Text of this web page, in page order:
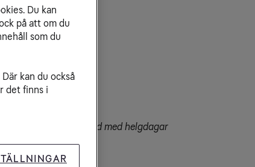
förekomma i samband med helgdagar
Du kan
på att om du
som du
kan du också
det finns i